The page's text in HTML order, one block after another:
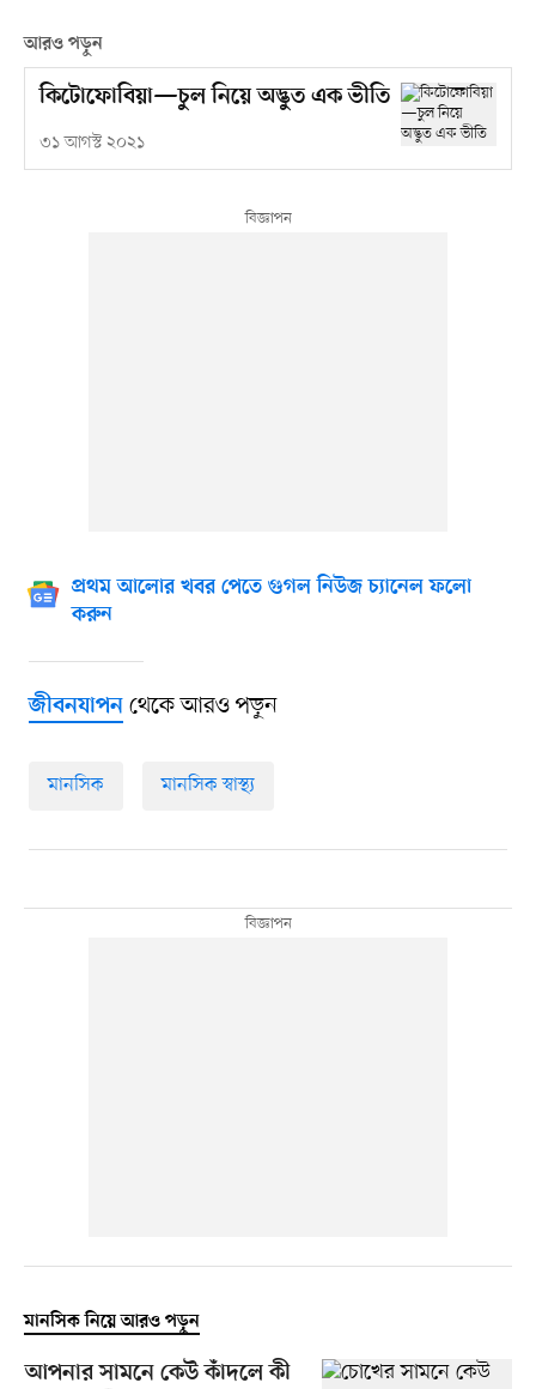
আরও পড়ুন
কিটোফোবিয়া—চুল নিয়ে অদ্ভুত এক ভীতি
৩১ আগস্ট ২০২১
প্রথম আলোর খবর পেতে গুগল নিউজ চ্যানেল ফলো
করুন
জীবনযাপনথেকে আরও পড়ুন
মানসিক মানসিক স্বাস্থ্য
মানসিক নিয়ে আরও পড়ুন
আপনার সামনে কেউ কাঁদলে কী